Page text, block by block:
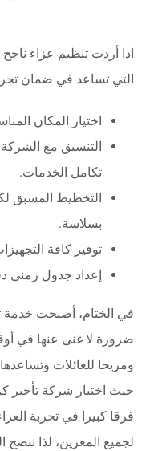
اذا أردت تنظيم عزاء
التي تساعد في ضمان
اختيار المكان
التنسيق مع
تكامل الخدمات.
التخطيط المسبق
بسلاسة.
توفير كافة
إعداد جدول زمني
في الختام، أصبحت خدمة
ضرورة لا غنى عنها في
ومريحا للعائلات
حيث اختيار شركة تأجير
فرقا كبيرا في تجربة
لجميع المعزين، لذا ننصح